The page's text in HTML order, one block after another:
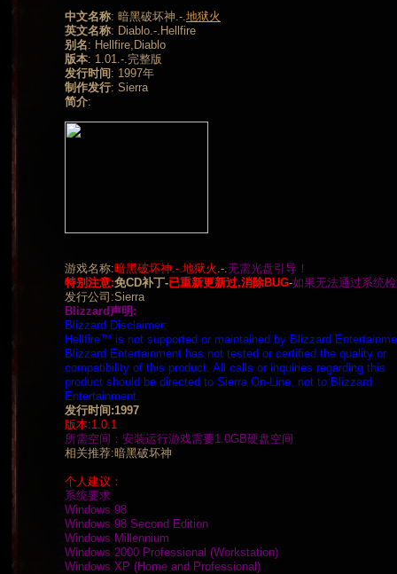
中文名称: 暗黑破坏神.-.地狱火
英文名称: Diablo.-.Hellfire
别名: Hellfire,Diablo
版本: 1.01.-.完整版
发行时间 : 1997年
制作发行: Sierra
简介:
游戏名称:暗黑破坏神.-.地狱火 .-.无需光盘引导！
特别注意:免CD补丁-已重新更新过,消除BUG-如果无法通过系统
发行公司:Sierra
Blizzard声明:
Blizzard Disclaimer:
Hellfire™ is not supported or maintained by Blizzard
Blizzard Entertainment has not tested or certified the quality or
compatibility of this product. All calls or inquiries regarding this
product should be directed to Sierra On-Line, not to Blizzard
Entertainment.
发行时间:1997
版本:1.0.1
所需空间：安装运行游戏需要1.0GB硬盘空间
相关推荐:暗黑破坏神
个人建议：
系统要求
Windows 98
Windows 98 Second Edition
Windows Millennium
Windows 2000 Professional (Workstation)
Windows XP (Home and Professional)